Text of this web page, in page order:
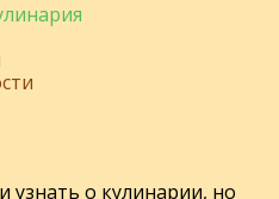
узнать о кулинарии, но